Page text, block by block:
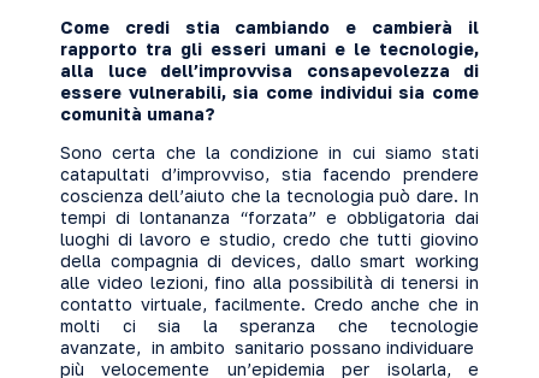
Come credi stia cambiando e cambierà il
rapporto tra gli esseri umani e le tecnologie,
alla luce dell’improvvisa consapevolezza di
essere vulnerabili, sia come individui sia come
comunità umana?
Sono certa che la condizione in cui siamo stati
catapultati d’improvviso, stia facendo prendere
coscienza dell’aiuto che la tecnologia può dare. In
tempi di lontananza “forzata” e obbligatoria dai
luoghi di lavoro e studio, credo che tutti giovino
della compagnia di devices, dallo smart working
alle video lezioni, fino alla possibilità di tenersi in
contatto virtuale, facilmente. Credo anche che in
molti ci sia la speranza che tecnologie
avanzate, in ambito sanitario possano individuare
più velocemente un’epidemia per isolarla, e